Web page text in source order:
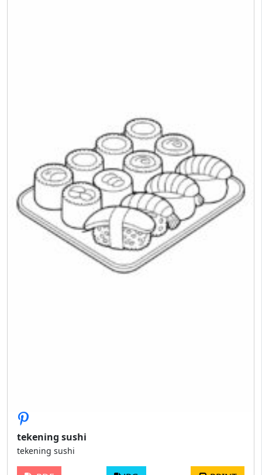
tekening sushi
tekening sushi